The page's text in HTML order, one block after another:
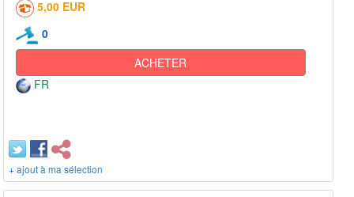
5,00 EUR
0
ACHETER
FR
+ ajout à ma sélection